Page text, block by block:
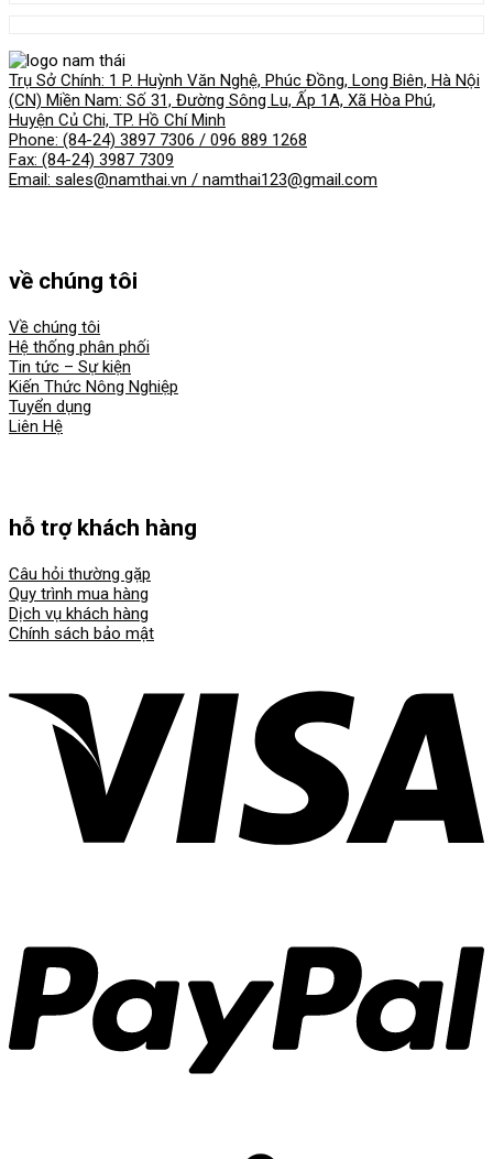
Trụ Sở Chính: 1 P. Huỳnh Văn Nghệ, Phúc Đồng, Long Biên, Hà Nội
(CN) Miền Nam: Số 31, Đường Sông Lu, Ấp 1A, Xã Hòa Phú,
Huyện Củ Chi, TP. Hồ Chí Minh
Phone: (84-24) 3897 7306 / 096 889 1268
Fax: (84-24) 3987 7309
Email: sales@namthai.vn / namthai123@gmail.com
về chúng tôi
Về chúng tôi
Hệ thống phân phối
Tin tức – Sự kiện
Kiến Thức Nông Nghiệp
Tuyển dụng
Liên Hệ
hỗ trợ khách hàng
Câu hỏi thường gặp
Quy trình mua hàng
Dịch vụ khách hàng
Chính sách bảo mật